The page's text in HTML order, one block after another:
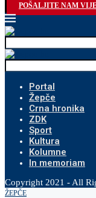
POŠALJITE NAM
Portal
Žepče
Crna hronika
ZDK
Sport
Kultura
Kolumne
In memoriam
Copyright 2021 - All
ŽEPČE